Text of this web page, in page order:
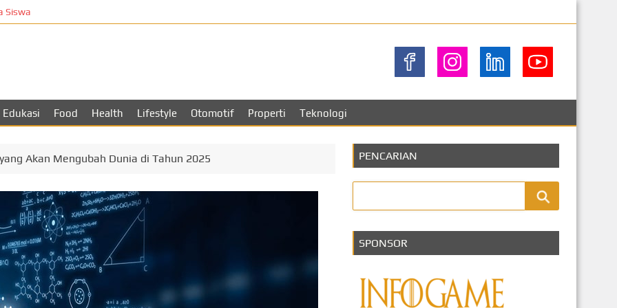
Edukasi Food Health Lifestyle Otomotif Properti Teknologi
Akan Mengubah Dunia di Tahun 2025 PENCARIAN
SPONSOR